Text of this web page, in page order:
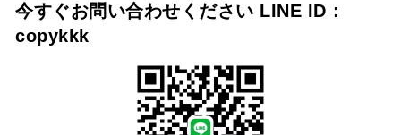
今すぐお問い合わせください LINE ID：
copykkk